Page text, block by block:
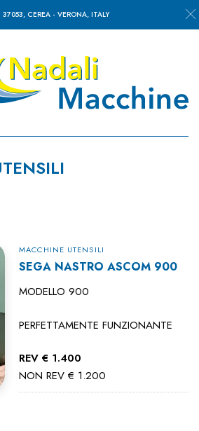
CEREA - VERONA, ITALY
MACCHINE UTENSILI
SEGA NASTRO ASCOM 900
MODELLO 900
PERFETTAMENTE FUNZIONANTE
REV € 1.400
NON REV € 1.200